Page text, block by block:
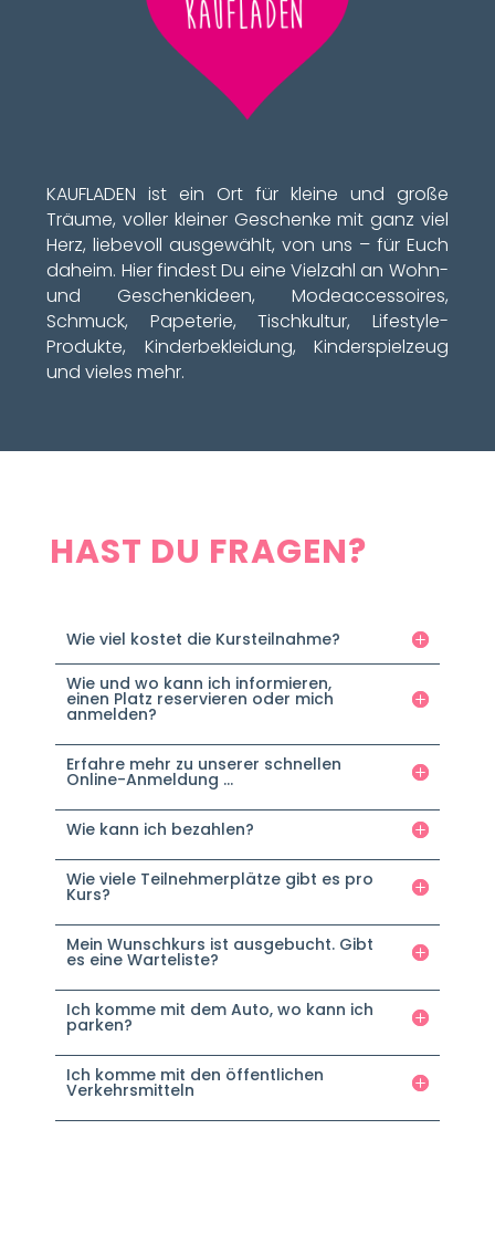
KAUFLADEN ist ein Ort für kleine und große
Träume, voller kleiner Geschenke mit ganz viel
Herz, liebevoll ausgewählt, von uns – für Euch
daheim. Hier findest Du eine Vielzahl an Wohn-
und Geschenkideen, Modeaccessoires,
Schmuck, Papeterie, Tischkultur, Lifestyle-
Produkte, Kinderbekleidung, Kinderspielzeug
und vieles mehr.
HAST DU FRAGEN?
Wie viel kostet die Kursteilnahme?
Wie und wo kann ich informieren,
einen Platz reservieren oder mich
anmelden?
Erfahre mehr zu unserer schnellen
Online-Anmeldung ...
Wie kann ich bezahlen?
Wie viele Teilnehmerplätze gibt es pro
Kurs?
Mein Wunschkurs ist ausgebucht. Gibt
es eine Warteliste?
Ich komme mit dem Auto, wo kann ich
parken?
Ich komme mit den öffentlichen
Verkehrsmitteln